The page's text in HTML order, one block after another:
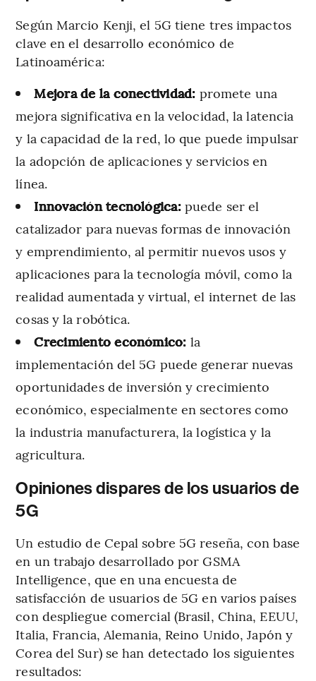
Según Marcio Kenji, el 5G tiene tres impactos
clave en el desarrollo económico de
Latinoamérica:
Mejora de la conectividad: promete una
mejora significativa en la velocidad, la latencia
y la capacidad de la red, lo que puede impulsar
la adopción de aplicaciones y servicios en
línea.
Innovación tecnológica: puede ser el
catalizador para nuevas formas de innovación
y emprendimiento, al permitir nuevos usos y
aplicaciones para la tecnología móvil, como la
realidad aumentada y virtual, el internet de las
cosas y la robótica.
Crecimiento económico: la
implementación del 5G puede generar nuevas
oportunidades de inversión y crecimiento
económico, especialmente en sectores como
la industria manufacturera, la logística y la
agricultura.
Opiniones dispares de los usuarios de
5G
Un estudio de Cepal sobre 5G reseña, con base
en un trabajo desarrollado por GSMA
Intelligence, que en una encuesta de
satisfacción de usuarios de 5G en varios países
con despliegue comercial (Brasil, China, EEUU,
Italia, Francia, Alemania, Reino Unido, Japón y
Corea del Sur) se han detectado los siguientes
resultados: